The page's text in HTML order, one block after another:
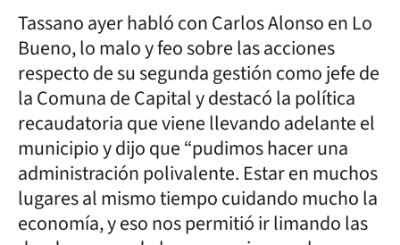
Tassano ayer habló con Carlos Alonso en Lo
Bueno, lo malo y feo sobre las acciones
respecto de su segunda gestión como jefe de
la Comuna de Capital y destacó la política
recaudatoria que viene llevando adelante el
municipio y dijo que “pudimos hacer una
administración polivalente. Estar en muchos
lugares al mismo tiempo cuidando mucho la
economía, y eso nos permitió ir limando las